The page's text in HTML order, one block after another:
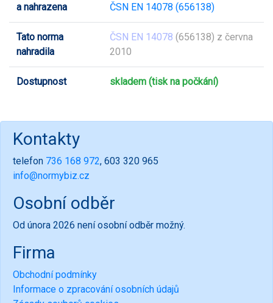
a nahrazena ČSN EN 14078 (656138)
Tato norma
nahradila
ČSN EN 14078 (656138) z června
2010
Dostupnost skladem (tisk na počkání)
Kontakty
telefon 736 168 972, 603 320 965
info@normybiz.cz
Osobní odběr
Od února 2026 není osobní odběr možný.
Firma
Obchodní podmínky
Informace o zpracování osobních údajů